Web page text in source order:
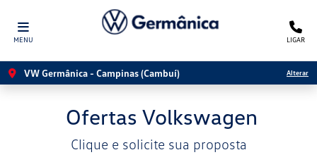
MENU LIGAR
VW Germânica - Campinas (Cambuí) Alterar
Ofertas Volkswagen
Clique e solicite sua proposta